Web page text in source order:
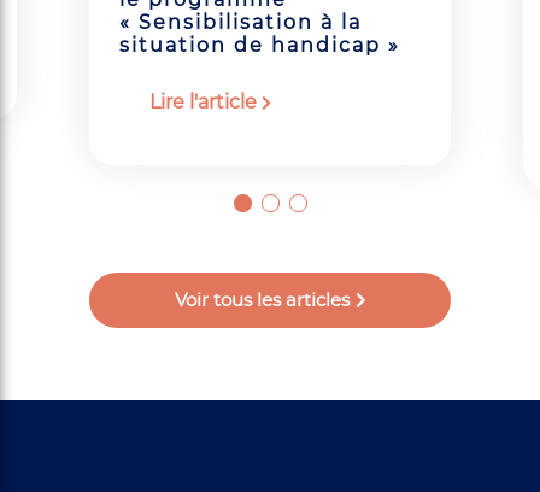
« Sensibilisation à la
situation de handicap »
Lire l'article
Voir tous les articles